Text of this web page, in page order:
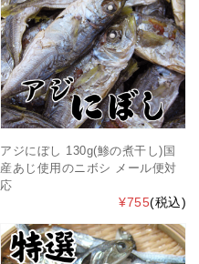
アジにぼし 130g(鯵の煮干し)国
産あじ使用のニボシ メール便対
応
¥755(税込)